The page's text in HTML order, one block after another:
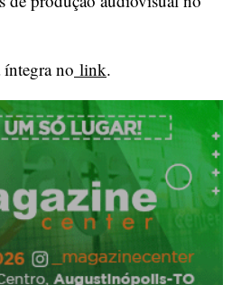
no link.